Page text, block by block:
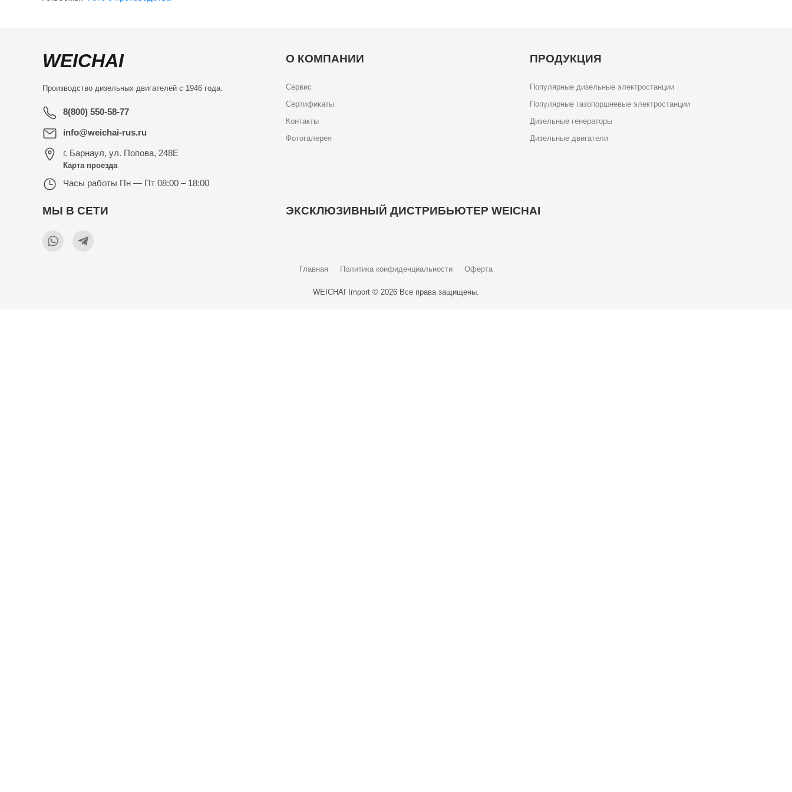
WEICHAI
Производство дизельных двигателей с 1946 года.
8(800) 550-58-77
info@weichai-rus.ru
г. Барнаул, ул. Попова, 248Е
Карта проезда
Часы работы Пн — Пт 08:00 – 18:00
О КОМПАНИИ
Сервис
Сертификаты
Контакты
Фотогалерея
ПРОДУКЦИЯ
Популярные дизельные электростанции
Популярные газопоршневые электростанции
Дизельные генераторы
Дизельные двигатели
МЫ В СЕТИ ЭКСКЛЮЗИВНЫЙ ДИСТРИБЬЮТЕР WEICHAI
Главная Политика конфиденциальности Оферта
WEICHAI Import © 2026 Все права защищены.